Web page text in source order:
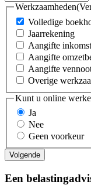
Werkzaamheden
Volledige
Jaarrekening
Aangifte
Aangifte
Aangifte
Overige
Kunt u online
Ja
Nee
Geen voorkeur
Een